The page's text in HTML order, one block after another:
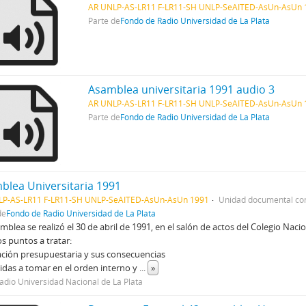
AR UNLP-AS-LR11 F-LR11-SH UNLP-SeAITED-AsUn-
Parte deFondo de Radio Universidad de La Plata
Asamblea universitaria 1991 audio 3
AR UNLP-AS-LR11 F-LR11-SH UNLP-SeAITED-AsUn-
Parte deFondo de Radio Universidad de La Plata
Universitaria 1991
AS-LR11 F-LR11-SH UNLP-SeAITED-AsUn-AsUn 1991
Unidad documental
Fondo de Radio Universidad de La Plata
se realizó el 30 de abril de 1991, en el salón de actos del Colegio
puntos a tratar:
presupuestaria y sus consecuencias
a tomar en el orden interno y ... »
Universidad Nacional de La Plata